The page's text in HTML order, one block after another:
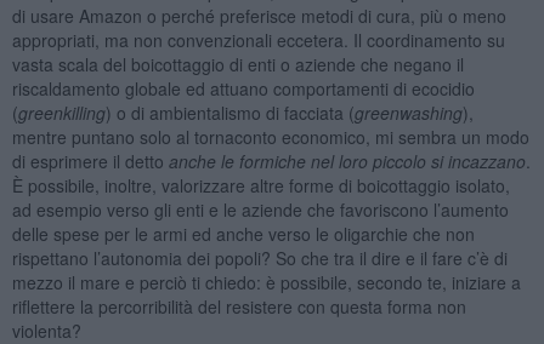
di usare Amazon o perché preferisce metodi di cura, più o meno
appropriati, ma non convenzionali eccetera. Il coordinamento su
vasta scala del boicottaggio di enti o aziende che negano il
riscaldamento globale ed attuano comportamenti di ecocidio
(greenkilling) o di ambientalismo di facciata (greenwashing),
mentre puntano solo al tornaconto economico, mi sembra un modo
di esprimere il detto anche le formiche nel loro piccolo si incazzano
È possibile, inoltre, valorizzare altre forme di boicottaggio isolato,
ad esempio verso gli enti e le aziende che favoriscono l’aumento
delle spese per le armi ed anche verso le oligarchie che non
rispettano l’autonomia dei popoli? So che tra il dire e il fare c’è di
mezzo il mare e perciò ti chiedo: è possibile, secondo te, iniziare a
riflettere la percorribilità del resistere con questa forma non
violenta?